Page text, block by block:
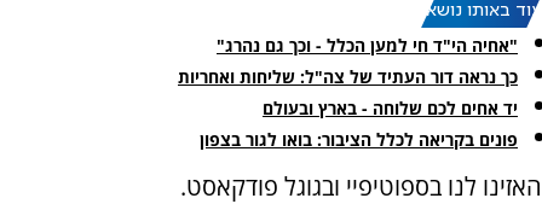
עוד באותו נושא:
"אחיה הי"ד חי למען הכלל - וכך גם נהרג"
כך נראה דור העתיד של צה"ל: שליחות ואחריות
יד אחים לכם שלוחה - בארץ ובעולם
פונים בקריאה לכלל הציבור: בואו לגור בצפון
האזינו לנו בספוטיפיי ובגוגל פודקאסט.